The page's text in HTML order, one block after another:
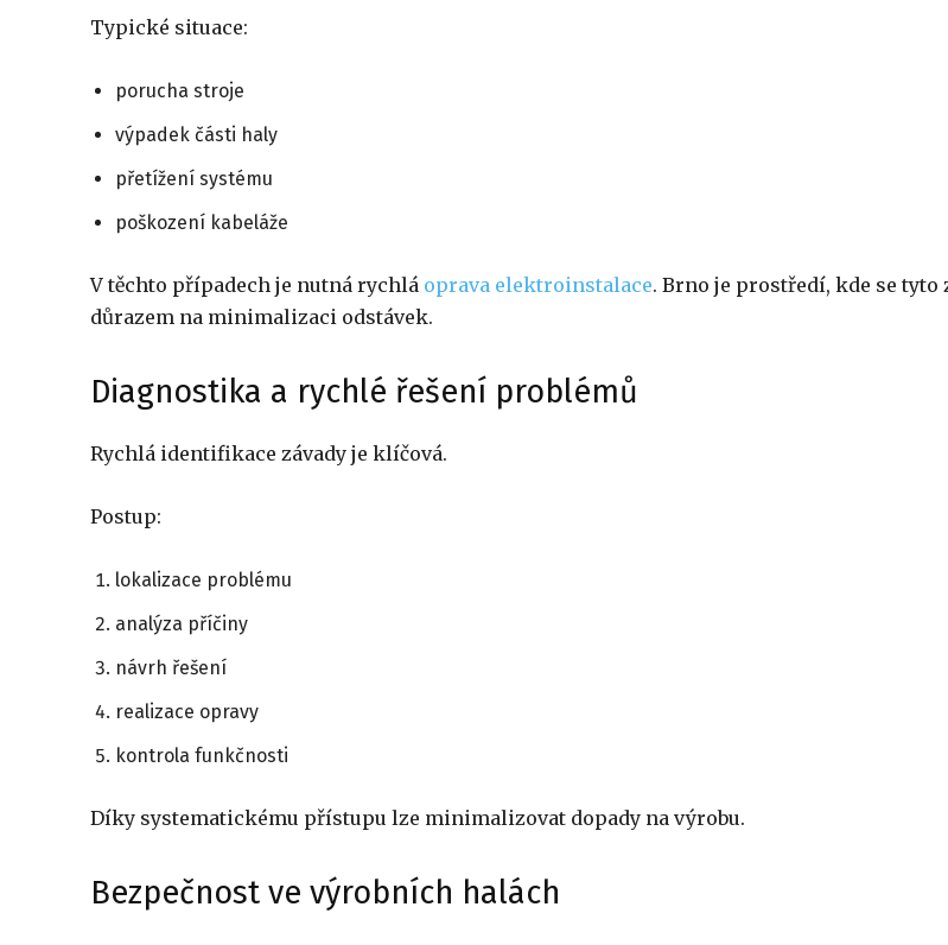
Typické situace:
porucha stroje
výpadek části haly
přetížení systému
poškození kabeláže
V těchto případech je nutná rychlá oprava elektroinstalace. Brno je prostředí, kde se tyto
důrazem na minimalizaci odstávek.
Diagnostika a rychlé řešení problémů
Rychlá identifikace závady je klíčová.
Postup:
lokalizace problému
analýza příčiny
návrh řešení
realizace opravy
kontrola funkčnosti
Díky systematickému přístupu lze minimalizovat dopady na výrobu.
Bezpečnost ve výrobních halách